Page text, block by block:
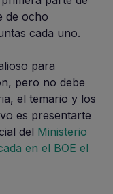
de ocho
cada uno.
para
pero no debe
el temario y los
es presentarte
del Ministerio
en el BOE el